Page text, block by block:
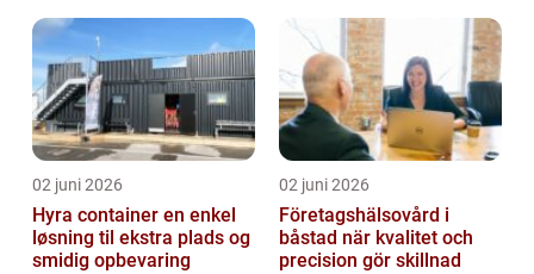
02 juni 2026
Hyra container en enkel
løsning til ekstra plads og
smidig opbevaring
02 juni 2026
Företagshälsovård i
båstad när kvalitet och
precision gör skillnad